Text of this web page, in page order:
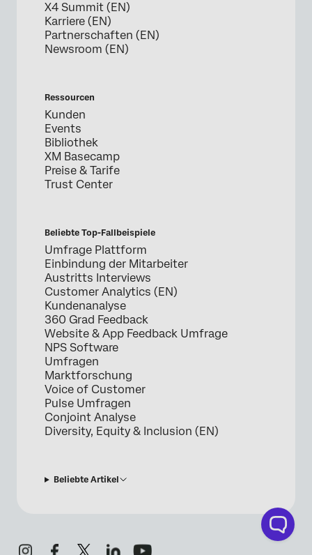
X4 Summit (EN)
Karriere (EN)
Partnerschaften (EN)
Newsroom (EN)
Ressourcen
Kunden
Events
Bibliothek
XM Basecamp
Preise & Tarife
Trust Center
Beliebte Top-Fallbeispiele
Umfrage Plattform
Einbindung der Mitarbeiter
Austritts Interviews
Customer Analytics (EN)
Kundenanalyse
360 Grad Feedback
Website & App Feedback Umfrage
NPS Software
Umfragen
Marktforschung
Voice of Customer
Pulse Umfragen
Conjoint Analyse
Diversity, Equity & Inclusion (EN)
Beliebte Artikel